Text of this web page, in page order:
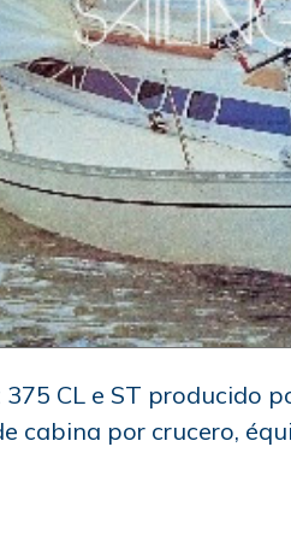
375 CL e ST producido
cabina por crucero,